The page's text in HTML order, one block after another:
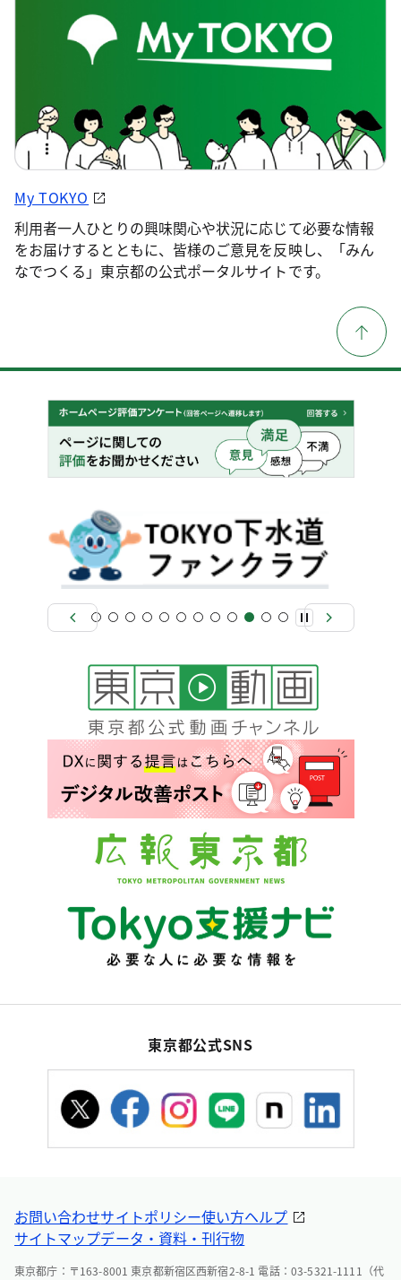
My TOKYO
利用者一人ひとりの興味関心や状況に応じて必要な情報
をお届けするとともに、皆様のご意見を反映し、「みん
なでつくる」東京都の公式ポータルサイトです。
東京都公式SNS
お問い合わせサイトポリシー使い方ヘルプ
サイトマップデータ・資料・刊行物
東京都庁：〒163-8001 東京都新宿区西新宿2-8-1 電話：03-5321-1111（代